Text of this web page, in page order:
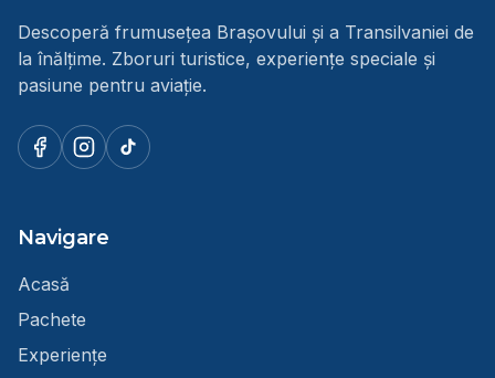
Descoperă frumusețea Brașovului și a Transilvaniei de
la înălțime. Zboruri turistice, experiențe speciale și
pasiune pentru aviație.
Navigare
Acasă
Pachete
Experiențe